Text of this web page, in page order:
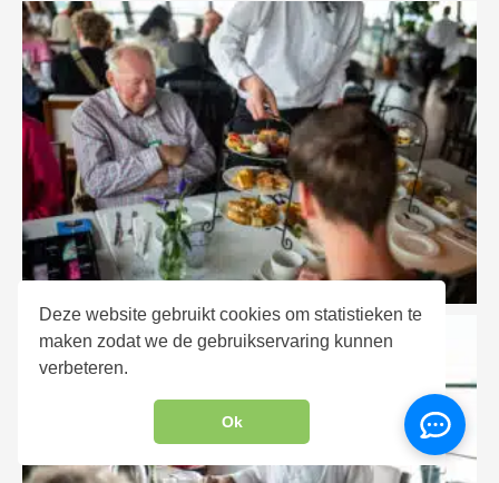
Deze website gebruikt cookies om statistieken te
maken zodat we de gebruikservaring kunnen
verbeteren.
Ok